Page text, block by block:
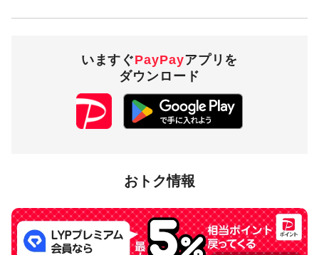
いますぐPayPayアプリを
ダウンロード
おトク情報